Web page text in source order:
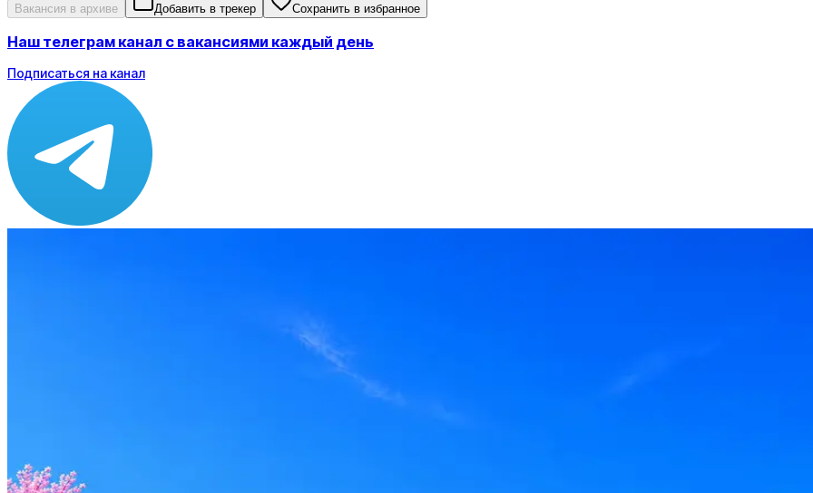
Вакансия в архиве Добавить в трекер Сохранить в избранное
Наш телеграм канал с вакансиями каждый день
Подписаться на канал